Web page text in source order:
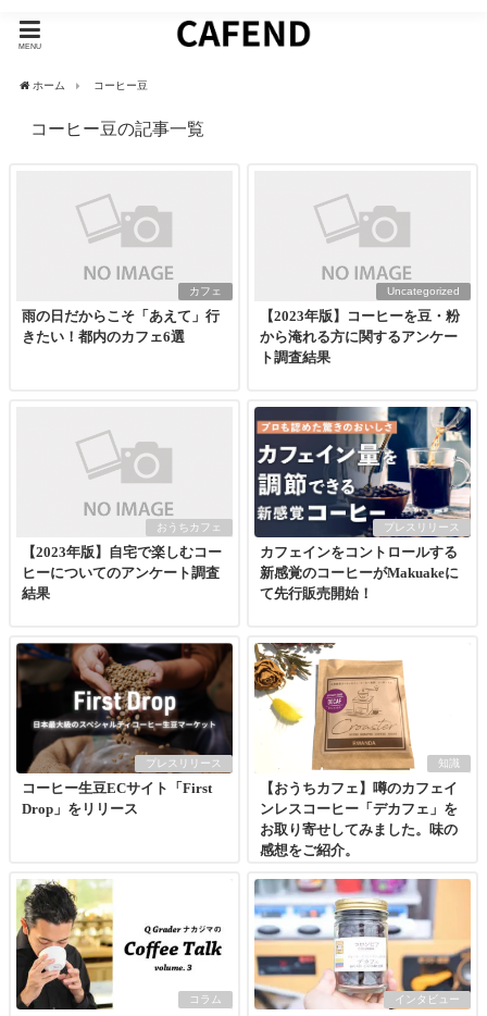
MENU
ホーム コーヒー豆
コーヒー豆の記事一覧
カフェ
雨の日だからこそ「あえて」行
きたい！都内のカフェ6選
Uncategorized
【2023年版】コーヒーを豆・粉
から淹れる方に関するアンケー
ト調査結果
おうちカフェ
【2023年版】自宅で楽しむコー
ヒーについてのアンケート調査
結果
プレスリリース
カフェインをコントロールする
新感覚のコーヒーがMakuakeに
て先行販売開始！
プレスリリース
コーヒー生豆ECサイト「First
Drop」をリリース
知識
【おうちカフェ】噂のカフェイ
ンレスコーヒー「デカフェ」を
お取り寄せしてみました。味の
感想をご紹介。
コラム インタビュー